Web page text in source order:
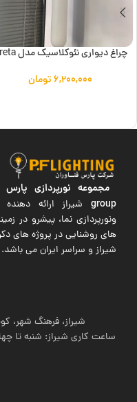
چراغ دیواری نئوکلاسیک مدل Greta
۶,۲۰۰,۰۰۰تومان
مجموعه نورپردازی
groupشیراز ارائه
ونورپردازی نما، پیشرو در
های روشنایی در پروژه های
شیراز و سراسر ایران می باشد.
شیراز، فرهنگ شهر، کوچه 27، بالای بانک سینا